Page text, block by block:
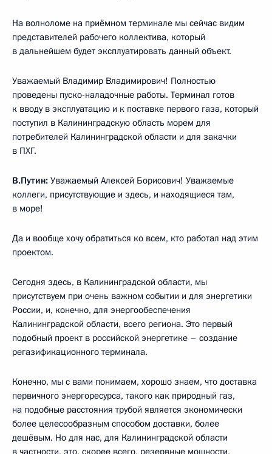
На волноломе на приёмном терминале мы сейчас видим
представителей рабочего коллектива, который
в дальнейшем будет эксплуатировать данный объект.
Уважаемый Владимир Владимирович! Полностью
проведены пуско-наладочные работы. Терминал готов
к вводу в эксплуатацию и к поставке первого газа, который
поступил в Калининградскую область морем для
потребителей Калининградской области и для закачки
в ПХГ.
В.Путин: Уважаемый Алексей Борисович! Уважаемые
коллеги, присутствующие и здесь, и находящиеся там,
в море!
Да и вообще хочу обратиться ко всем, кто работал над этим
проектом.
Сегодня здесь, в Калининградской области, мы
присутствуем при очень важном событии и для энергетики
России, и, конечно, для энергообеспечения
Калининградской области, всего региона. Это первый
подобный проект в российской энергетике – создание
регазификационного терминала.
Конечно, мы с вами понимаем, хорошо знаем, что доставка
первичного энергоресурса, такого как природный газ,
на подобные расстояния трубой является экономически
более целесообразным способом доставки, более
дешёвым. Но для нас, для Калининградской области
в частности, это, скорее всего, резервные мощности,